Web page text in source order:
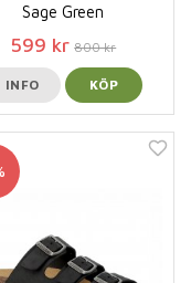
Sage Green
599 kr 800 kr
INFO KÖP